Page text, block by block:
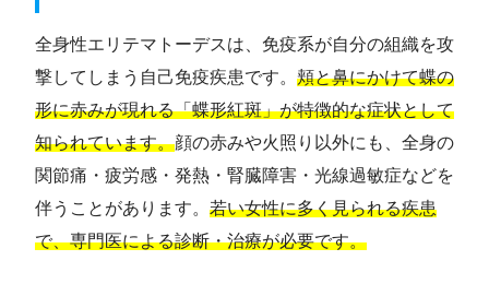
全身性エリテマトーデスは、免疫系が自分の組織を攻
撃してしまう自己免疫疾患です。 頬と鼻にかけて蝶の
形に赤みが現れる「蝶形紅斑」が特徴的な症状として
知られています。顔の赤みや火照り以外にも、全身の
関節痛・疲労感・発熱・腎臓障害・光線過敏症などを
伴うことがあります。 若い女性に多く見られる疾患
で、専門医による診断・治療が必要です。